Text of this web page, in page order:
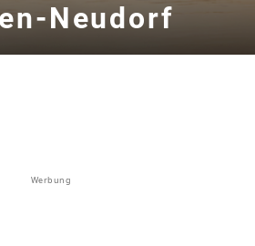
Neudorf
Werbung